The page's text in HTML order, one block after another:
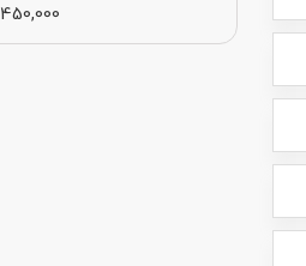
450,000